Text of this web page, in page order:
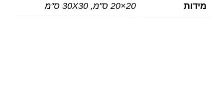
מידות 20×20 ס"מ, 30X30 ס"מ